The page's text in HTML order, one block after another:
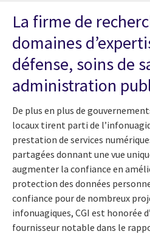
La firme de
domaines
défense, soins de
administration
De plus en plus de
locaux tirent parti de
prestation de services
partagées donnant une vue
augmenter la confiance en
protection des données
confiance pour de nombreux
infonuagiques, CGI est honorée
fournisseur notable dans le